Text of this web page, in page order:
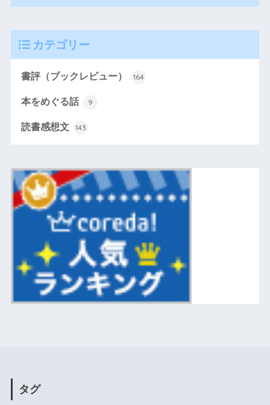
カテゴリー
書評（ブックレビュー） 164
本をめぐる話 9
読書感想文 143
タグ